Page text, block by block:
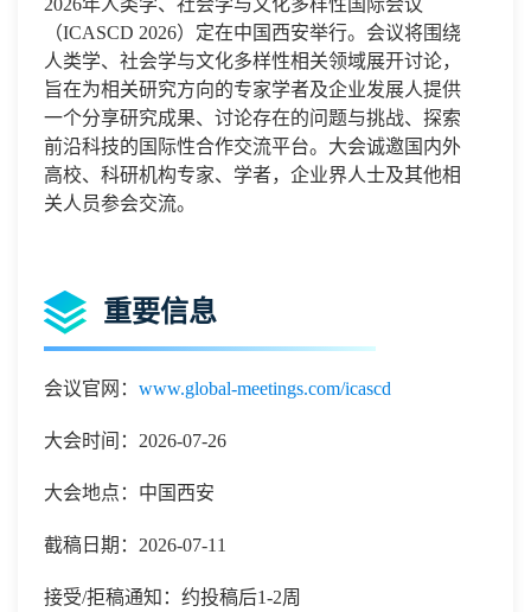
2026年人类学、社会学与文化多样性国际会议
（ICASCD 2026）定在中国西安举行。会议将围绕
人类学、社会学与文化多样性相关领域展开讨论，
旨在为相关研究方向的专家学者及企业发展人提供
一个分享研究成果、讨论存在的问题与挑战、探索
前沿科技的国际性合作交流平台。大会诚邀国内外
高校、科研机构专家、学者，企业界人士及其他相
关人员参会交流。
重要信息
会议官网： www.global-meetings.com/icascd
大会时间：2026-07-26
大会地点：中国西安
截稿日期：2026-07-11
接受/拒稿通知：约投稿后1-2周